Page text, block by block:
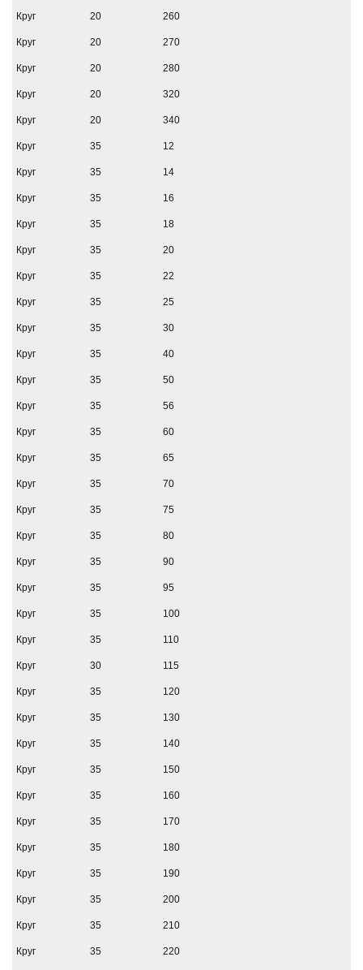
Круг 20 260
Круг 20 270
Круг 20 280
Круг 20 320
Круг 20 340
Круг 35 12
Круг 35 14
Круг 35 16
Круг 35 18
Круг 35 20
Круг 35 22
Круг 35 25
Круг 35 30
Круг 35 40
Круг 35 50
Круг 35 56
Круг 35 60
Круг 35 65
Круг 35 70
Круг 35 75
Круг 35 80
Круг 35 90
Круг 35 95
Круг 35 100
Круг 35 110
Круг 30 115
Круг 35 120
Круг 35 130
Круг 35 140
Круг 35 150
Круг 35 160
Круг 35 170
Круг 35 180
Круг 35 190
Круг 35 200
Круг 35 210
Круг 35 220